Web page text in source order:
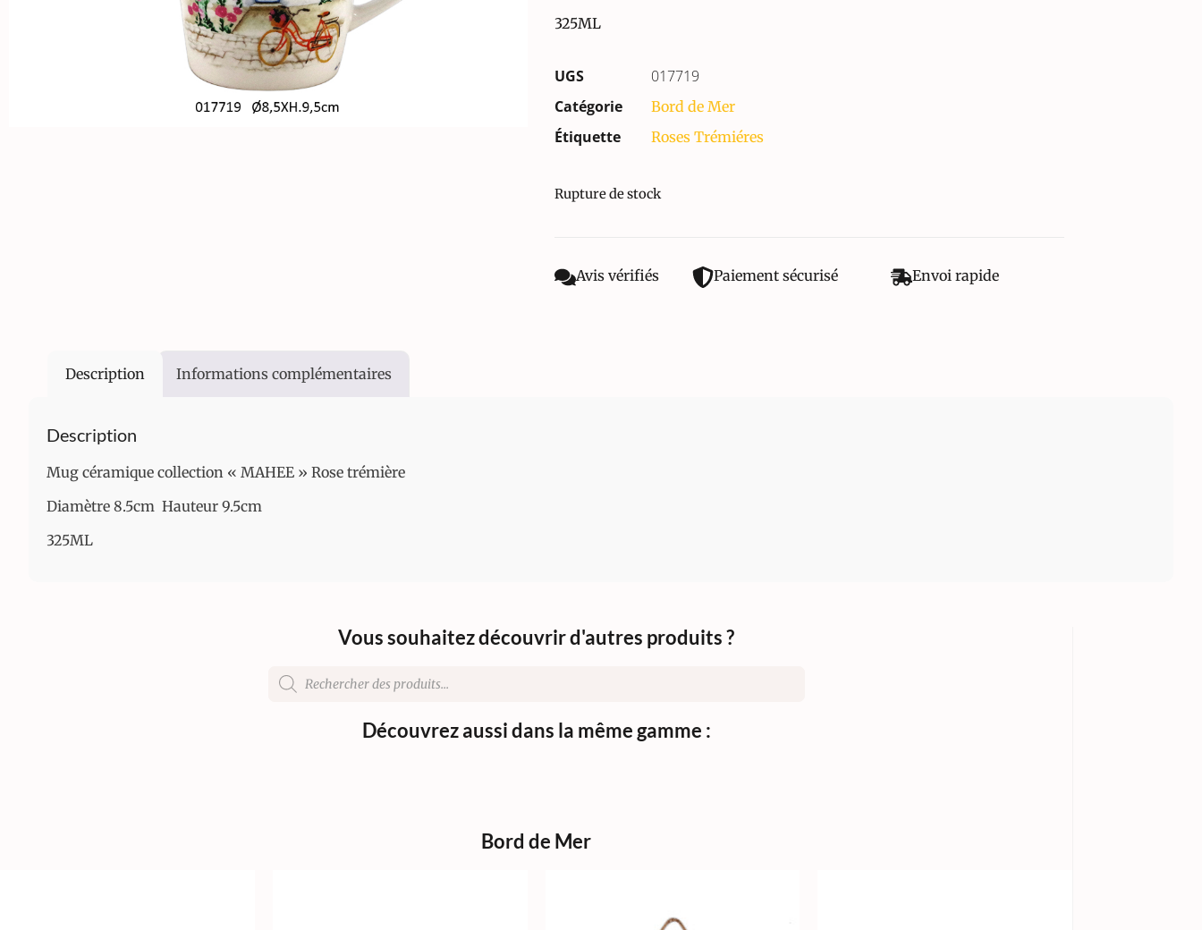
325ML
UGS
017719
Catégorie
Bord de Mer
Étiquette Roses Trémiéres
Rupture de stock
Avis vérifiés Paiement sécurisé Envoi rapide
Description Informations complémentaires
Description
Mug céramique collection « MAHEE » Rose trémière
Diamètre 8.5cm Hauteur 9.5cm
325ML
Vous souhaitez découvrir d'autres produits ?
Découvrez aussi dans la même gamme :
Bord de Mer